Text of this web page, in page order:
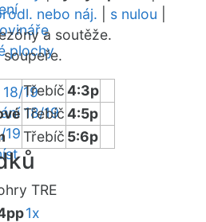
plochy
19
18/19
19
nebo náj. s nulou
a soutěže.
Třebíč4:3p
Třebíč4:5p
Třebíč 5:6p
TRE
1x